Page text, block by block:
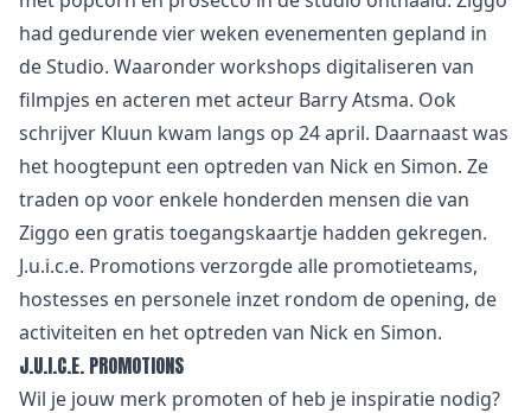
had gedurende vier weken evenementen gepland in
de Studio. Waaronder workshops digitaliseren van
filmpjes en acteren met acteur Barry Atsma. Ook
schrijver Kluun kwam langs op 24 april. Daarnaast was
het hoogtepunt een optreden van Nick en Simon. Ze
traden op voor enkele honderden mensen die van
Ziggo een gratis toegangskaartje hadden gekregen.
J.u.i.c.e. Promotions verzorgde alle promotieteams,
hostesses en personele inzet rondom de opening, de
activiteiten en het optreden van Nick en Simon.
J.U.I.C.E. PROMOTIONS
Wil je jouw merk promoten of heb je inspiratie nodig?